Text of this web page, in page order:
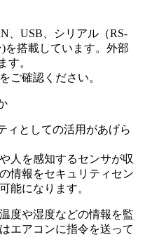
、USB、シリアル（RS-
を搭載しています。外部
す。
をご確認ください。
ィとしての活用があげら
人を感知するセンサが収
情報をセキュリティセン
能になります。
度や湿度などの情報を監
エアコンに指令を送って